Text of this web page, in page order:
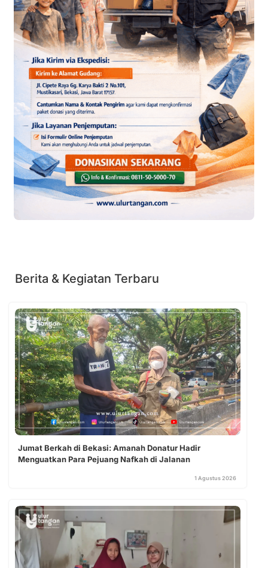
Berita & Kegiatan Terbaru
Jumat Berkah di Bekasi: Amanah Donatur Hadir
Menguatkan Para Pejuang Nafkah di Jalanan
1 Agustus 2026